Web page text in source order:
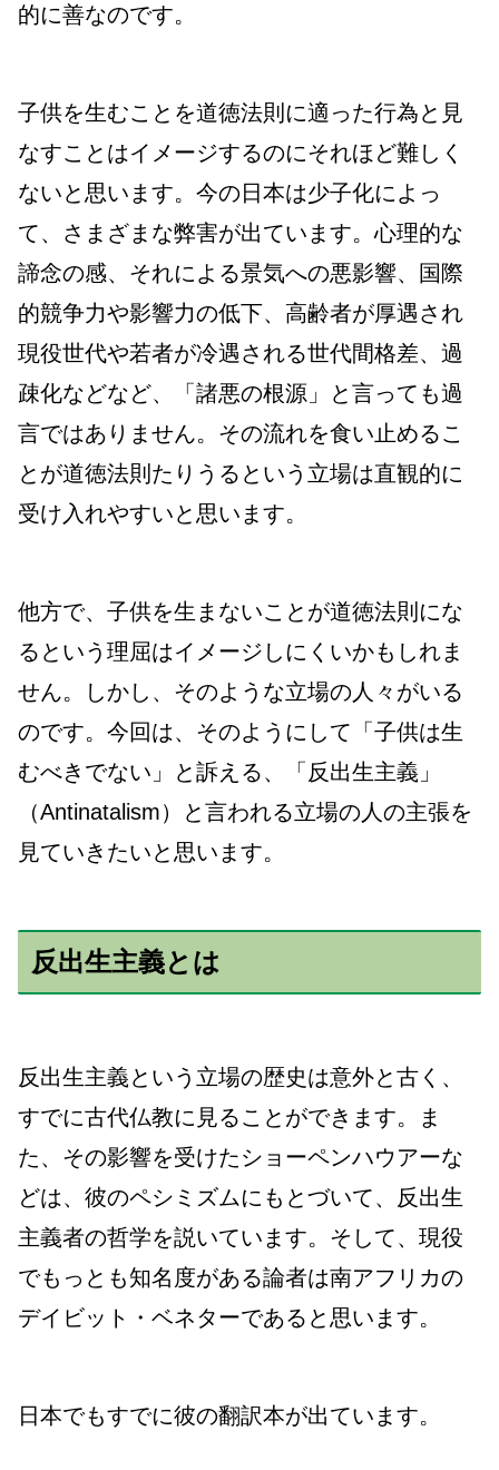
的に善なのです。
子供を生むことを道徳法則に適った行為と見
なすことはイメージするのにそれほど難しく
ないと思います。 今の日本は少子化によっ
て、さまざまな弊害が出ています。心理的な
諦念の感、それによる景気への悪影響、国際
的競争力や影響力の低下、高齢者が厚遇され
現役世代や若者が冷遇される世代間格差、過
疎化などなど、「諸悪の根源」と言っても過
言ではありません。その流れを食い止めるこ
とが道徳法則たりうるという立場は直観的に
受け入れやすいと思います。
他方で、子供を生まないことが道徳法則にな
るという理屈はイメージしにくいかもしれま
せん。しかし、そのような立場の人々がいる
のです。今回は、そのようにして「子供は生
むべきでない」と訴える、「反出生主義」
（Antinatalism）
と言われる立場の人の主張を
見ていきたいと思います。
反出生主義とは
反出生主義という立場の歴史は意外と古く、
すでに古代仏教に見ることができます。ま
た、その影響を受けたショーペンハウアーな
どは、彼のペシミズムにもとづいて、反出生
主義者の哲学を説いています。そして、現役
でもっとも知名度がある論者は南アフリカの
デイビット・ベネターであると思います。
日本でもすでに彼の翻訳本が出ています。